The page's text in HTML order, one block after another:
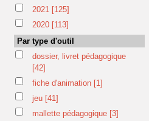
2021 [125]
2020 [113]
Par type d'outil
dossier, livret pédagogique
[42]
fiche d'animation [1]
jeu [41]
mallette pédagogique [3]